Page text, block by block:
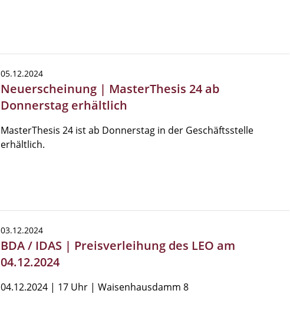
05.12.2024
Neuerscheinung | MasterThesis 24 ab
Donnerstag erhältlich
MasterThesis 24 ist ab Donnerstag in der Geschäftsstelle
erhältlich.
03.12.2024
BDA / IDAS | Preisverleihung des LEO am
04.12.2024
04.12.2024 | 17 Uhr | Waisenhausdamm 8